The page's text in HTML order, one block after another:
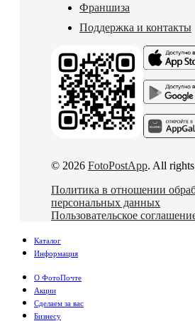
Франшиза
Поддержка и контакты
© 2026 FotoPostApp. All rights
Политика в отношении
персональных данных
Пользовательское
Каталог
Информация
О ФотоПочте
Акции
Сделаем за вас
Бизнесу